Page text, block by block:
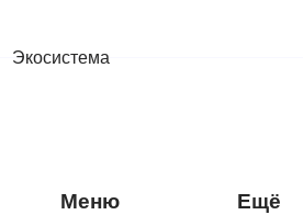
Экосистема
Меню Ещё